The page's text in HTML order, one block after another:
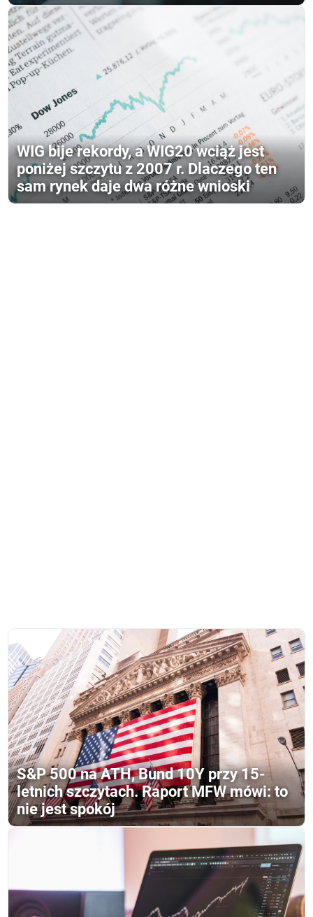
WIG bije rekordy, a WIG20 wciąż jest
poniżej szczytu z 2007 r. Dlaczego ten
sam rynek daje dwa różne wnioski
S&P 500 na ATH, Bund 10Y przy 15-
letnich szczytach. Raport MFW mówi: to
nie jest spokój